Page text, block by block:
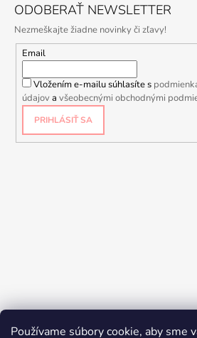
Používame súbory cookie, aby sme
ODOBERAŤ NEWSLETTER
Nezmeškajte žiadne novinky či zľavy!
Email
Vložením e-mailu súhlasíte s
údajovavšeobecnými obchodnými
PRIHLÁSIŤ SA